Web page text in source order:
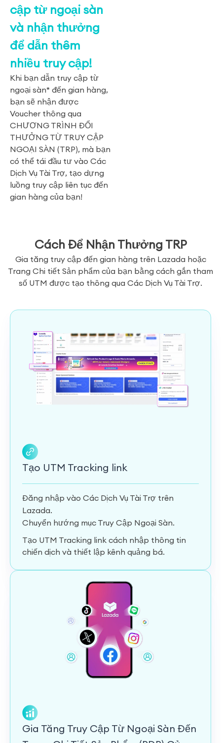
cập từ ngoại sàn
và nhận thưởng
để dẫn thêm
nhiều truy cập!
Khi bạn dẫn truy cập từ
ngoại sàn* đến gian hàng,
bạn sẽ nhận được
Voucher thông qua
CHƯƠNG TRÌNH ĐỔI
THƯỞNG TỪ TRUY CẬP
NGOẠI SÀN (TRP), mà bạn
có thể tái đầu tư vào Các
Dịch Vụ Tài Trợ, tạo dựng
luồng truy cập liên tục đến
gian hàng của bạn!
Cách Để Nhận Thưởng TRP
Gia tăng truy cập đến gian hàng trên Lazada hoặc
Trang Chi tiết Sản phẩm của bạn bằng cách gắn tham
số UTM được tạo thông qua Các Dịch Vụ Tài Trợ.
Tạo UTM Tracking link
Đăng nhập vào Các Dịch Vụ Tài Trợ trên
Lazada.
Chuyển hướng mục Truy Cập Ngoại Sàn.
Tạo UTM Tracking link cách nhập thông tin
chiến dịch và thiết lập kênh quảng bá.
Gia Tăng Truy Cập Từ Ngoại Sàn Đến